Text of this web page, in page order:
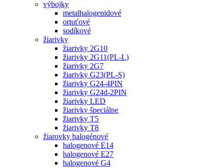
výbojky
metalhalogenidové
ortuťové
sodíkové
žiarivky
žiarivky 2G10
žiarivky 2G11(PL-L)
žiarivky 2G7
žiarivky G23(PL-S)
žiarivky G24-4PIN
žiarivky G24d-2PIN
žiarivky LED
žiarivky špeciálne
žiarivky T5
žiarivky T8
žiarovky halogénové
halogenové E14
halogenové E27
halogenové G4